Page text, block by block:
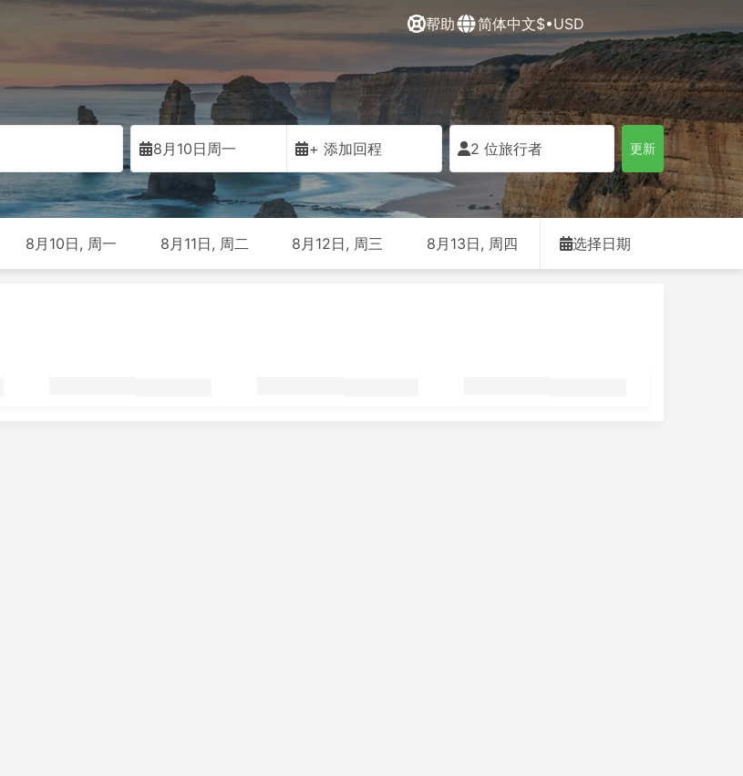
帮助 简体中文$•USD
8月10日周一 + 添加回程 2 位旅行者 更新
8月10日, 周一 8月11日, 周二 8月12日, 周三 8月13日, 周四 选择日期